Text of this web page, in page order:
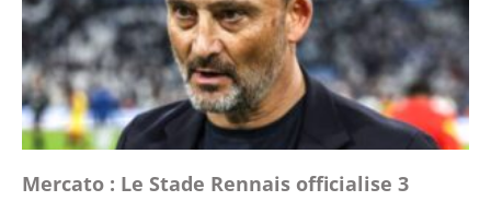
Mercato : Le Stade Rennais officialise 3